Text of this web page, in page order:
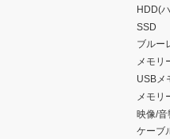
HDD(
SSD
ブルー
メモリ
USBメ
メモリ
映像/
ケーブ